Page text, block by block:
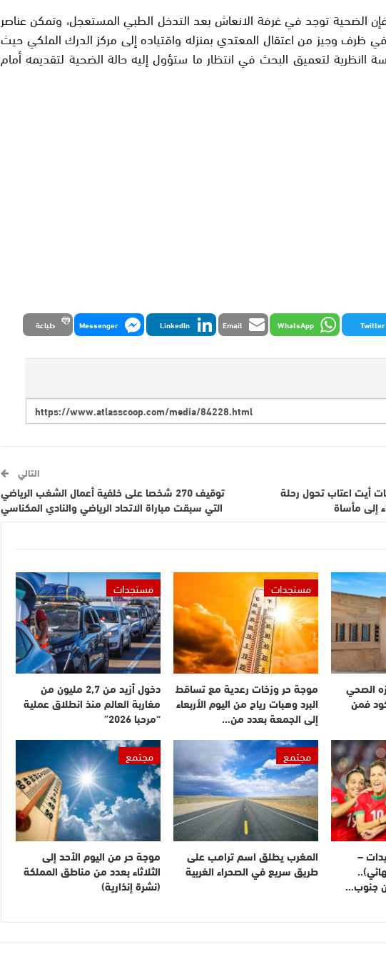
الضحية توجد في غرفة الانعاش بعد التدخل الطبي المستعجل، وتمكن عناصر
في ظرف وجيز من اعتقال المعتدي بمنزله واقتياده إلى مركز الدرك الملكي حيث
اانظرية لتعميق البحث في انتظار ما ستؤول إليه حالة الضحية لتقديمه أمام
Twitter
WhatsApp
Email
LinkedIn
Messenger طباعة
أيت اعتاب تحول رحلة
إلى مأساة
التالي
توقيف 270 شخصا على خلفية أعمال الشغب الرياضي
التي سبقت مباراة الاتحاد الرياضي والنادي المكناسي
الصحي
فمن
مستجدات
موجة حر وزخات رعدية مع تساقط
البرد وهبات رياح من اليوم الأربعاء
إلى الجمعة بعدد من…
مستجدات
دخول أزيد من 2,7 مليون من
مغاربة العالم منذ انطلاق عملية
“مرحبا 2026”
–
النهائي)..
جنوب…
مجتمع
المغرب يطلق اسم ترامب على
طريق سريع في الصحراء الغربية
مجتمع
موجة حر من اليوم الأحد إلى
الثلاثاء بعدد من مناطق المملكة
(نشرة إنذارية)